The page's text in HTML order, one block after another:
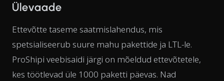
Ülevaade
Ettevõtte taseme saatmislahendus, mis
spetsialiseerub suure mahu pakettide ja LTL-le.
ProShipi veebisaidi järgi on mõeldud ettevõtetele,
kes töötlevad üle 1000 paketti päevas. Nad